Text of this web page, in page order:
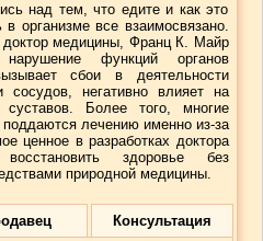
над тем, что едите и как это
организме все взаимосвязано.
доктор медицины, Франц К. Майр
функций органов
сбои в деятельности
негативно влияет на
суставов. Более того, многие
поддаются лечению именно из-за
ценное в разработках доктора
здоровье без
природной медицины.
Консультация